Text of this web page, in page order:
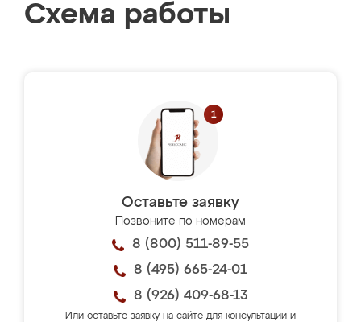
Схема работы
Оставьте заявку
Позвоните по номерам
8 (800) 511-89-55
8 (495) 665-24-01
8 (926) 409-68-13
Или оставьте заявку на сайте для консультации и